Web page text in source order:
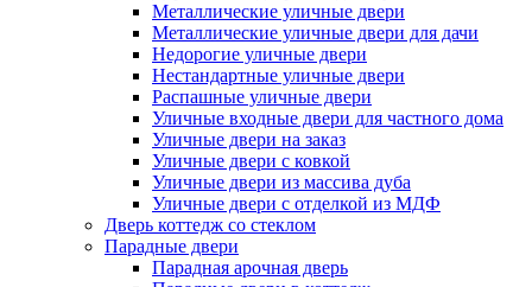
Металлические уличные двери
Металлические уличные двери для дачи
Недорогие уличные двери
Нестандартные уличные двери
Распашные уличные двери
Уличные входные двери для частного дома
Уличные двери на заказ
Уличные двери с ковкой
Уличные двери из массива дуба
Уличные двери с отделкой из МДФ
Дверь коттедж со стеклом
Парадные двери
Парадная арочная дверь